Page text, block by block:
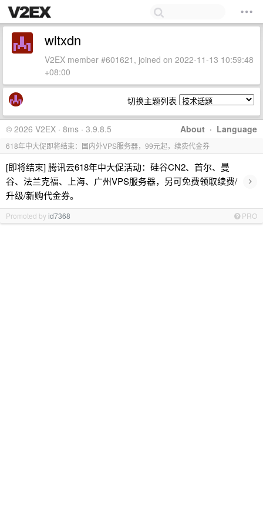
wltxdn
V2EX member #601621, joined on 2022-11-13 10:59:48
+08:00
切换主题列表
About · Language
© 2026 V2EX · 8ms · 3.9.8.5
618年中大促即将结束：国内外VPS服务器，99元起，续费代金券
[即将结束] 腾讯云618年中大促活动：硅谷CN2、首尔、曼
谷、法兰克福、上海、广州VPS服务器，另可免费领取续费/
升级/新购代金券。
›
Promoted byid7368 PRO